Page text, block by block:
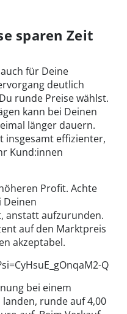
sparen Zeit
für Deine
deutlich
runde Preise wählst.
kann bei Deinen
länger dauern.
insgesamt effizienter,
Kund:innen
Profit. Achte
Deinen
anstatt aufzurunden.
auf den Marktpreis
akzeptabel.
Q
bei einem
runde auf 4,00